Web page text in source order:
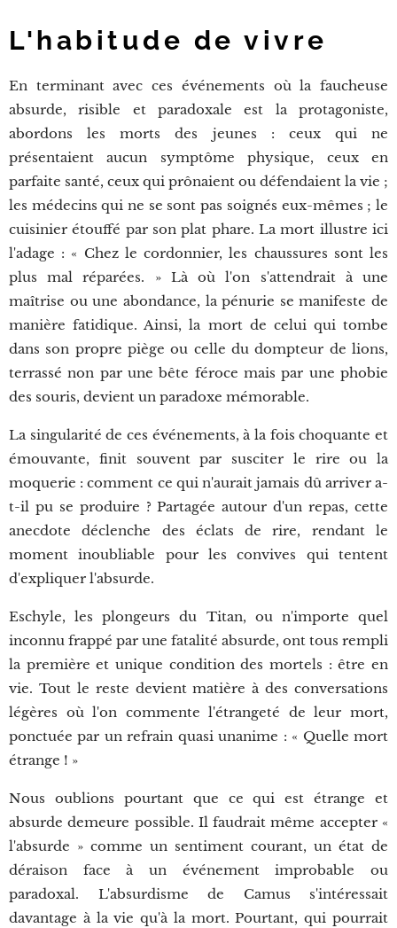
L'habitude de vivre
En terminant avec ces événements où la faucheuse
absurde, risible et paradoxale est la protagoniste,
abordons les morts des jeunes : ceux qui ne
présentaient aucun symptôme physique, ceux en
parfaite santé, ceux qui prônaient ou défendaient la vie ;
les médecins qui ne se sont pas soignés eux-mêmes ; le
cuisinier étouffé par son plat phare. La mort illustre ici
l'adage : « Chez le cordonnier, les chaussures sont les
plus mal réparées. » Là où l'on s'attendrait à une
maîtrise ou une abondance, la pénurie se manifeste de
manière fatidique. Ainsi, la mort de celui qui tombe
dans son propre piège ou celle du dompteur de lions,
terrassé non par une bête féroce mais par une phobie
des souris, devient un paradoxe mémorable.
La singularité de ces événements, à la fois choquante et
émouvante, finit souvent par susciter le rire ou la
moquerie : comment ce qui n'aurait jamais dû arriver a-
t-il pu se produire ? Partagée autour d'un repas, cette
anecdote déclenche des éclats de rire, rendant le
moment inoubliable pour les convives qui tentent
d'expliquer l'absurde.
Eschyle, les plongeurs du Titan, ou n'importe quel
inconnu frappé par une fatalité absurde, ont tous rempli
la première et unique condition des mortels : être en
vie. Tout le reste devient matière à des conversations
légères où l'on commente l'étrangeté de leur mort,
ponctuée par un refrain quasi unanime : « Quelle mort
étrange ! »
Nous oublions pourtant que ce qui est étrange et
absurde demeure possible. Il faudrait même accepter «
l'absurde » comme un sentiment courant, un état de
déraison face à un événement improbable ou
paradoxal. L'absurdisme de Camus s'intéressait
davantage à la vie qu'à la mort. Pourtant, qui pourrait